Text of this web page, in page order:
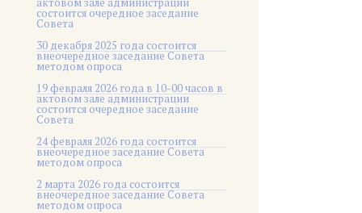
состоится очередное заседание
Совета
30 декабря 2025 года состоится
внеочередное заседание Совета
методом опроса
19 февраля 2026 года в 10-00 часов в
актовом зале администрации
состоится очередное заседание
Совета
24 февраля 2026 года состоится
внеочередное заседание Совета
методом опроса
2 марта 2026 года состоится
внеочередное заседание Совета
методом опроса